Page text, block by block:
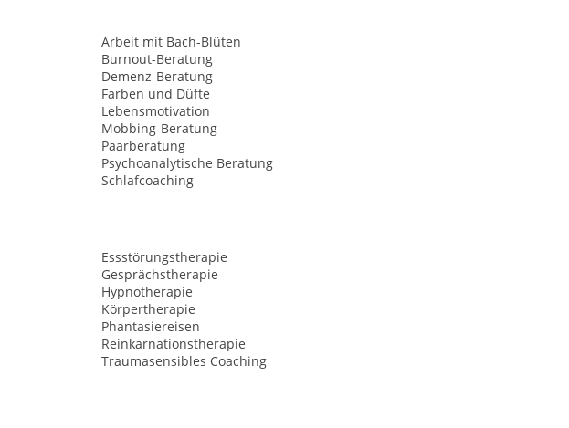
Arbeit mit Bach-Blüten
Burnout-Beratung
Demenz-Beratung
Farben und Düfte
Lebensmotivation
Mobbing-Beratung
Paarberatung
Psychoanalytische Beratung
Schlafcoaching
Essstörungstherapie
Gesprächstherapie
Hypnotherapie
Körpertherapie
Phantasiereisen
Reinkarnationstherapie
Traumasensibles Coaching